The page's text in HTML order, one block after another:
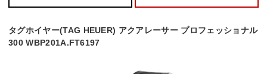
タグホイヤー(TAG HEUER) アクアレーサー プロフェッショナル
300 WBP201A.FT6197